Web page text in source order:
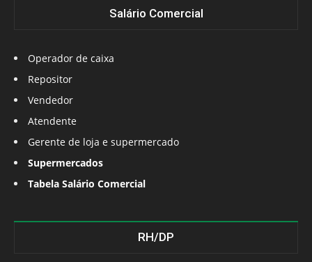
Salário Comercial
Operador de caixa
Repositor
Vendedor
Atendente
Gerente de loja e supermercado
Supermercados
Tabela Salário Comercial
RH/DP